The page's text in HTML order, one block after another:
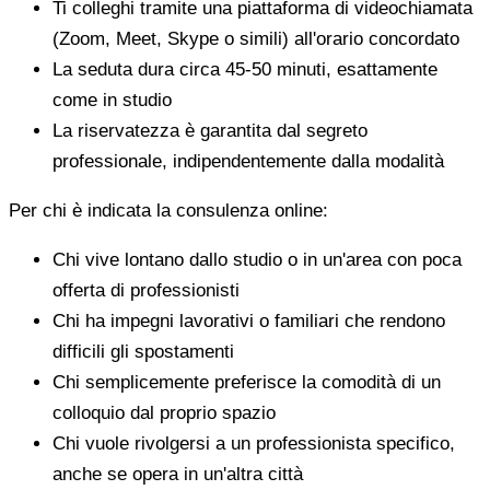
Ti colleghi tramite una piattaforma di videochiamata
(Zoom, Meet, Skype o simili) all'orario concordato
La seduta dura circa 45-50 minuti, esattamente
come in studio
La riservatezza è garantita dal segreto
professionale, indipendentemente dalla modalità
Per chi è indicata la consulenza online:
Chi vive lontano dallo studio o in un'area con poca
offerta di professionisti
Chi ha impegni lavorativi o familiari che rendono
difficili gli spostamenti
Chi semplicemente preferisce la comodità di un
colloquio dal proprio spazio
Chi vuole rivolgersi a un professionista specifico,
anche se opera in un'altra città